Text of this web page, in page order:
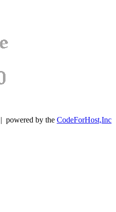
| powered by the CodeForHost,Inc